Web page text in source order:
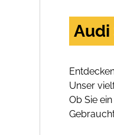
Audi
Unser
Ob Sie